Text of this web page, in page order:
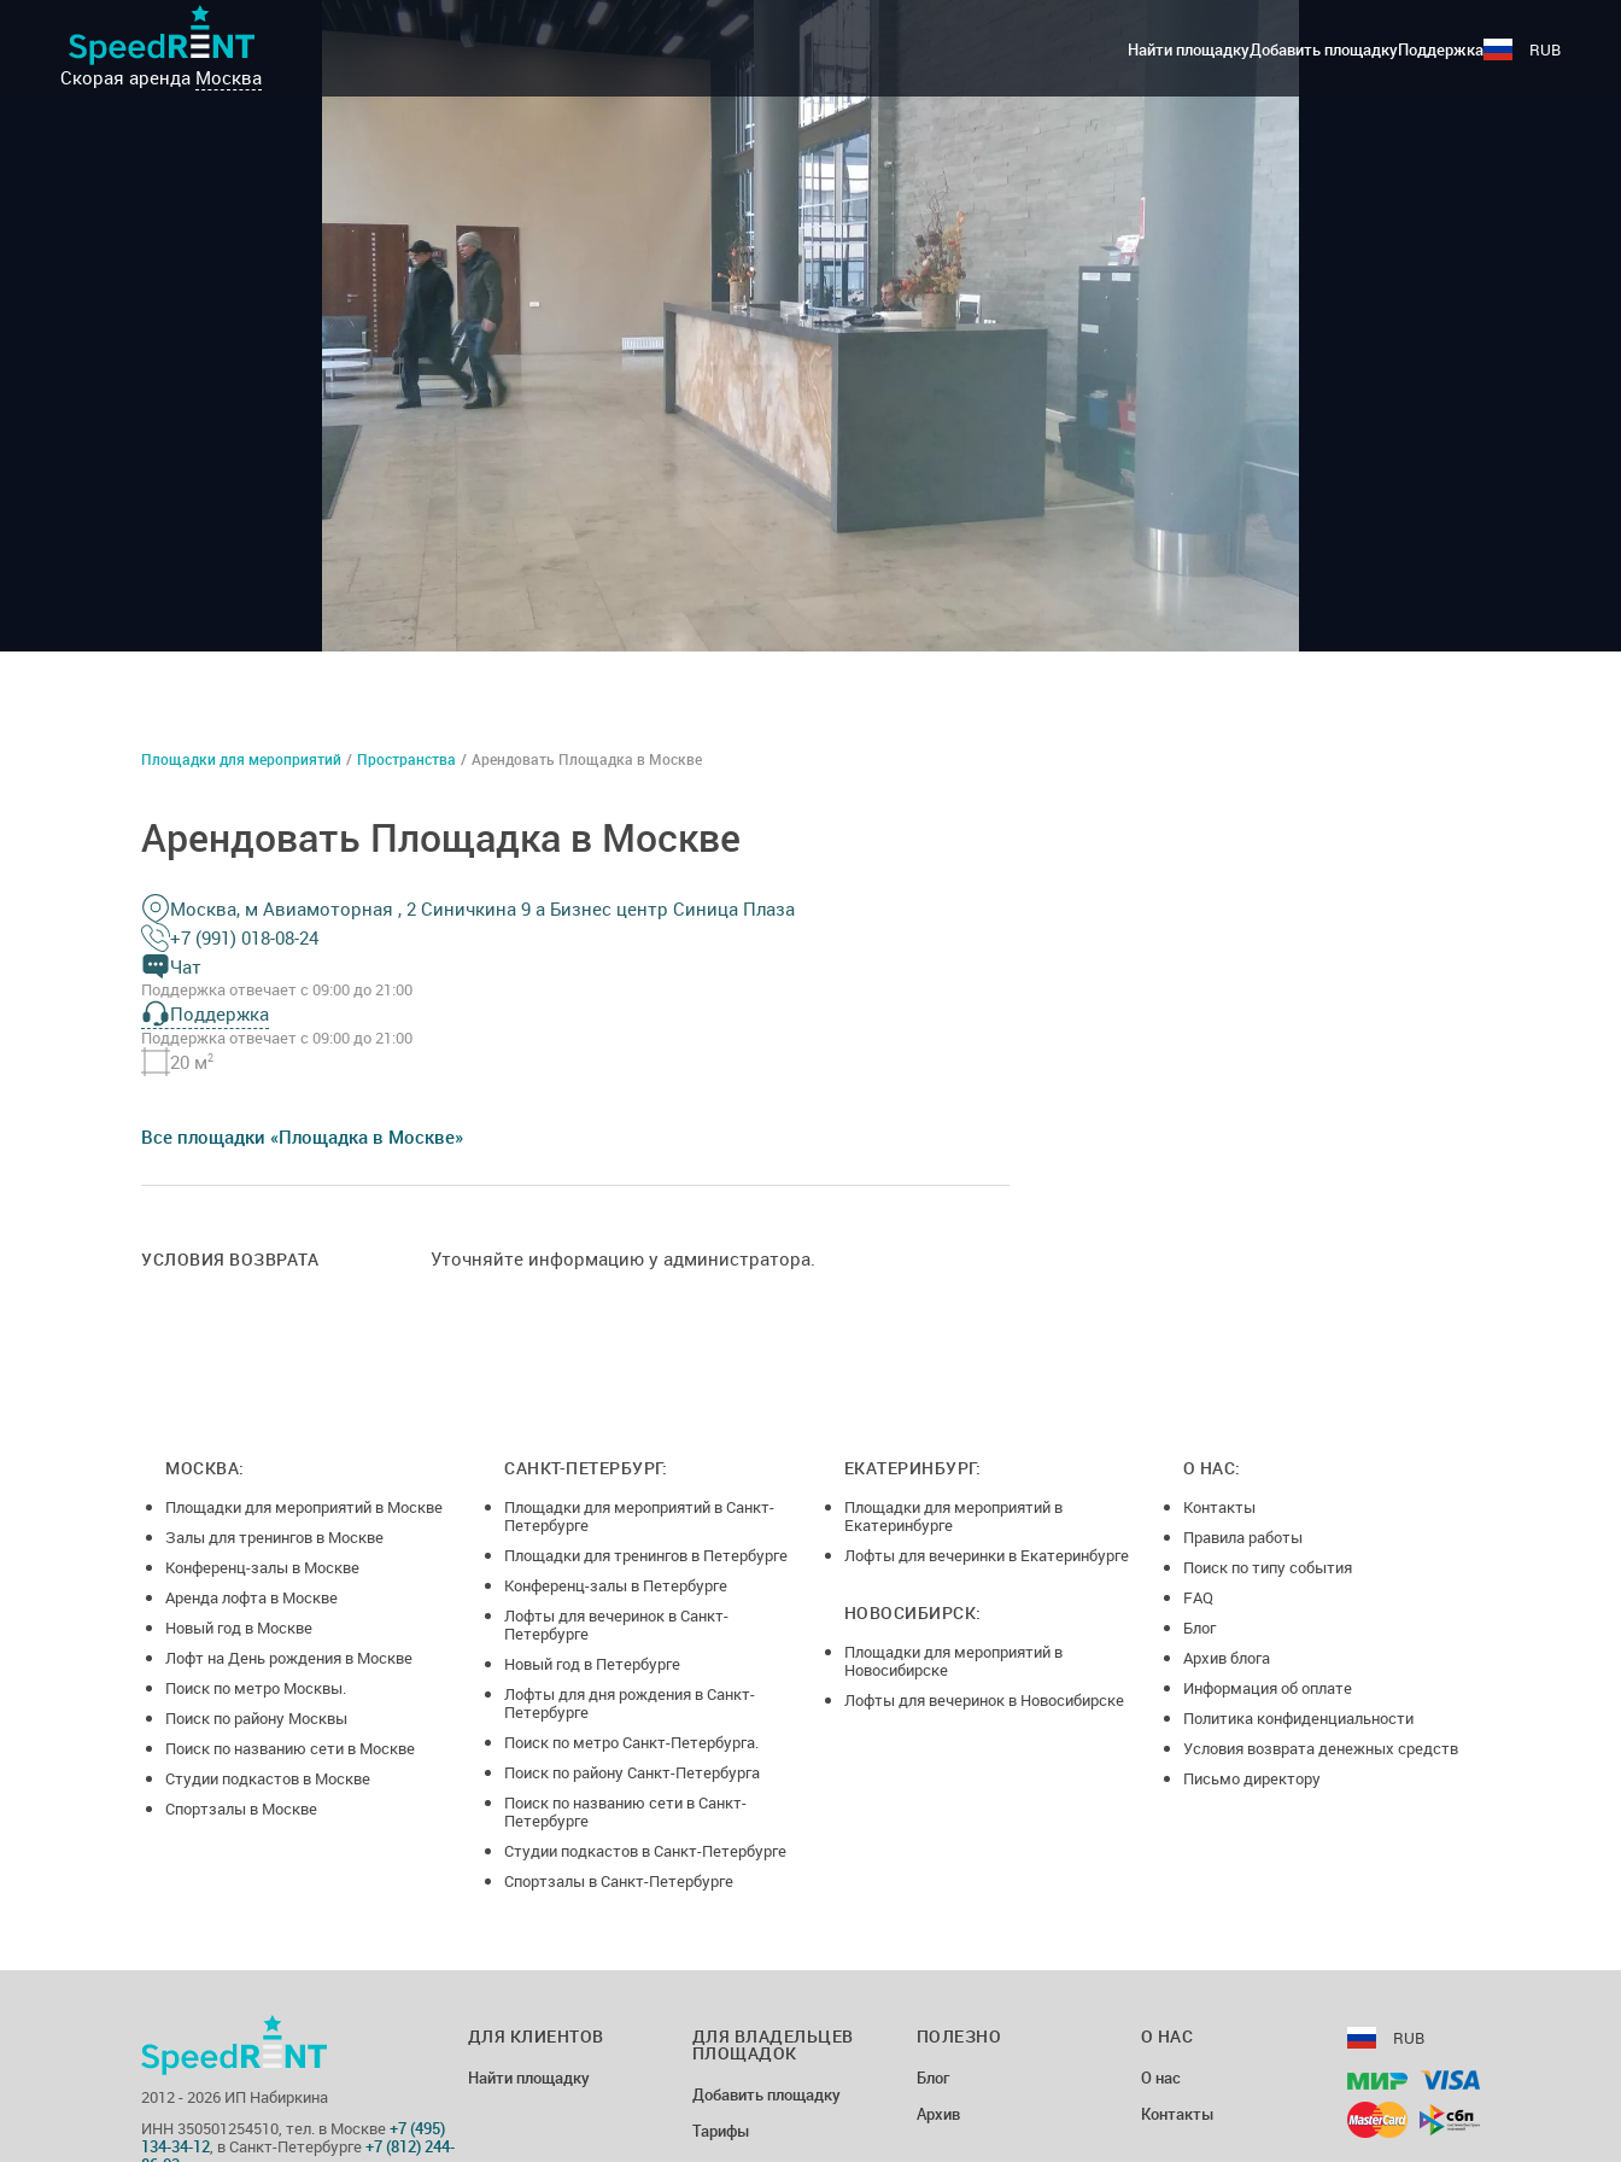
Скорая аренда Москва
Найти площадкуДобавить площадкуПоддержка RUB
Площадки для мероприятий / Пространства / Арендовать Площадка в Москве
Арендовать Площадка в Москве
Москва, м Авиамоторная , 2 Синичкина 9 а Бизнес центр Синица Плаза
+7 (991) 018-08-24
Чат
Поддержка отвечает с 09:00 до 21:00
Поддержка
Поддержка отвечает с 09:00 до 21:00
20 м2
Все площадки «Площадка в Москве»
УСЛОВИЯ ВОЗВРАТА Уточняйте информацию у администратора.
МОСКВА:
Площадки для мероприятий в Москве
Залы для тренингов в Москве
Конференц-залы в Москве
Аренда лофта в Москве
Новый год в Москве
Лофт на День рождения в Москве
Поиск по метро Москвы.
Поиск по району Москвы
Поиск по названию сети в Москве
Студии подкастов в Москве
Спортзалы в Москве
САНКТ-ПЕТЕРБУРГ:
Площадки для мероприятий в Санкт-
Петербурге
Площадки для тренингов в Петербурге
Конференц-залы в Петербурге
Лофты для вечеринок в Санкт-
Петербурге
Новый год в Петербурге
Лофты для дня рождения в Санкт-
Петербурге
Поиск по метро Санкт-Петербурга.
Поиск по району Санкт-Петербурга
Поиск по названию сети в Санкт-
Петербурге
Студии подкастов в Санкт-Петербурге
Спортзалы в Санкт-Петербурге
ЕКАТЕРИНБУРГ:
Площадки для мероприятий в
Екатеринбурге
Лофты для вечеринки в Екатеринбурге
НОВОСИБИРСК:
Площадки для мероприятий в
Новосибирске
Лофты для вечеринок в Новосибирске
О НАС:
Контакты
Правила работы
Поиск по типу события
FAQ
Блог
Архив блога
Информация об оплате
Политика конфиденциальности
Условия возврата денежных средств
Письмо директору
2012 - 2026 ИП Набиркина
ИНН 350501254510, тел. в Москве+7 (495)
134-34-12, в Санкт-Петербурге+7 (812) 244-
RUB
ДЛЯ КЛИЕНТОВ
Найти площадку
ДЛЯ ВЛАДЕЛЬЦЕВ
ПЛОЩАДОК
Добавить площадку
Тарифы
ПОЛЕЗНО
Блог
Архив
О НАС
О нас
Контакты